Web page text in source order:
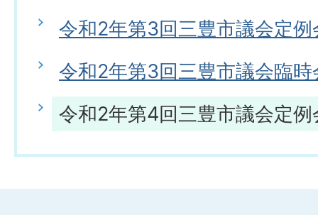
令和2年第3回三豊市議会定
令和2年第3回三豊市議会臨
令和2年第4回三豊市議会定